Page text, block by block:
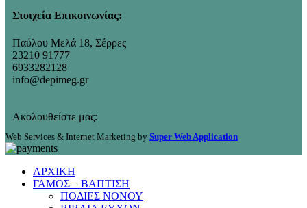
Στοιχεία Επικοινωνίας:
Παύλου Μελά 18, Σέρρες
23210 91777
6933282128
info@depimeg.gr
Ακολουθείστε μας:
Web Services & Internet Marketing by Super Web Application
ΑΡΧΙΚΗ
ΓΑΜΟΣ – ΒΑΠΤΙΣΗ
ΠΟΔΙΕΣ ΝΟΝΟΥ